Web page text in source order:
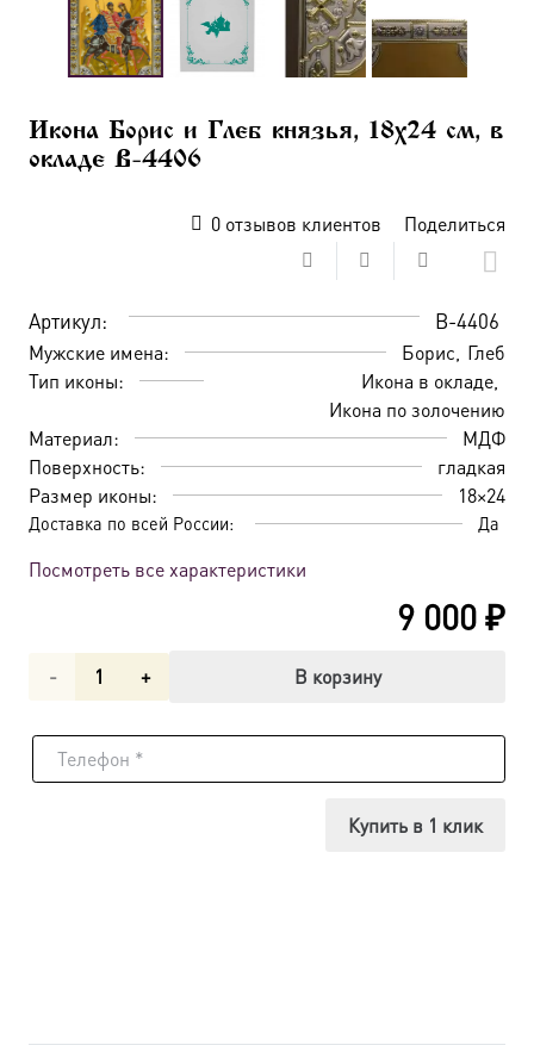
Икона Борис и Глеб князья, 18х24 см, в
окладе B-4406
0отзывов клиентов Поделиться
Артикул: B-4406
Мужские имена: Борис Глеб
Тип иконы:
Икона в окладе
Икона по золочению
Материал:
МДФ
Поверхность:
гладкая
Размер иконы:
18×24
Доставка по всей России: Да
Посмотреть все характеристики
9 000₽
Количество
Икона
В корзину
Купить в 1 клик